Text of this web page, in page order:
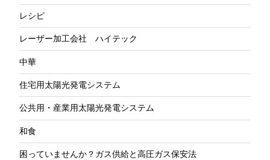
レシピ
レーザー加工会社 ハイテック
中華
住宅用太陽光発電システム
公共用・産業用太陽光発電システム
和食
困っていませんか？ガス供給と高圧ガス保安法